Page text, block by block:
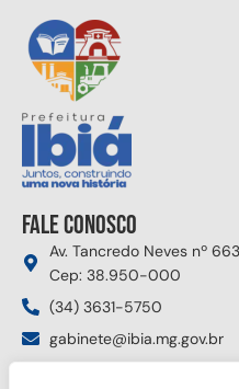
Fale conosco
Av. Tancredo Neves nº
Cep: 38.950-000
(34) 3631-5750
gabinete@ibia.mg.gov.br